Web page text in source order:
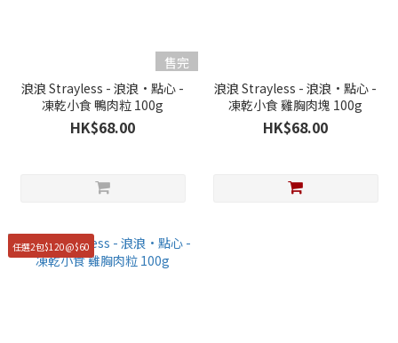
售完
浪浪 Strayless - 浪浪·點心 -
凍乾小食 鴨肉粒 100g
HK$68.00
浪浪 Strayless - 浪浪·點心 -
凍乾小食 雞胸肉塊 100g
HK$68.00
任選2包$120@$60